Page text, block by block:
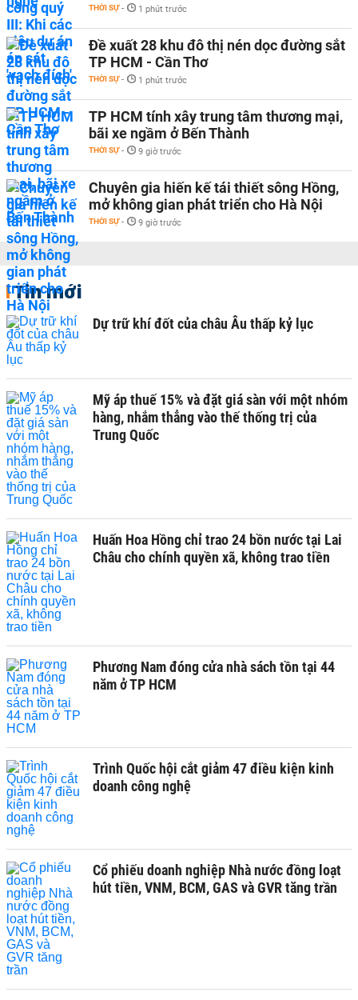
THỜI SỰ - 1 phút trước
Đề xuất 28 khu đô thị nén dọc đường sắt
TP HCM - Cần Thơ
THỜI SỰ - 1 phút trước
TP HCM tính xây trung tâm thương mại,
bãi xe ngầm ở Bến Thành
THỜI SỰ - 9 giờ trước
Chuyên gia hiến kế tái thiết sông Hồng,
mở không gian phát triển cho Hà Nội
THỜI SỰ - 9 giờ trước
Tin mới
Dự trữ khí đốt của châu Âu thấp kỷ lục
Mỹ áp thuế 15% và đặt giá sàn với một nhóm
hàng, nhắm thẳng vào thế thống trị của
Trung Quốc
Huấn Hoa Hồng chỉ trao 24 bồn nước tại Lai
Châu cho chính quyền xã, không trao tiền
Phương Nam đóng cửa nhà sách tồn tại 44
năm ở TP HCM
Trình Quốc hội cắt giảm 47 điều kiện kinh
doanh công nghệ
Cổ phiếu doanh nghiệp Nhà nước đồng loạt
hút tiền, VNM, BCM, GAS và GVR tăng trần